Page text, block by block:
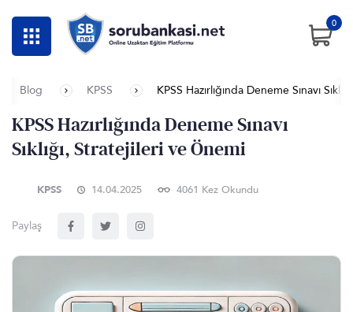
0
Blog KPSS KPSS Hazırlığında Deneme Sınavı
KPSS Hazırlığında Deneme Sınavı
Sıklığı, Stratejileri ve Önemi
KPSS 14.04.2025 4061 Kez Okundu
Paylaş